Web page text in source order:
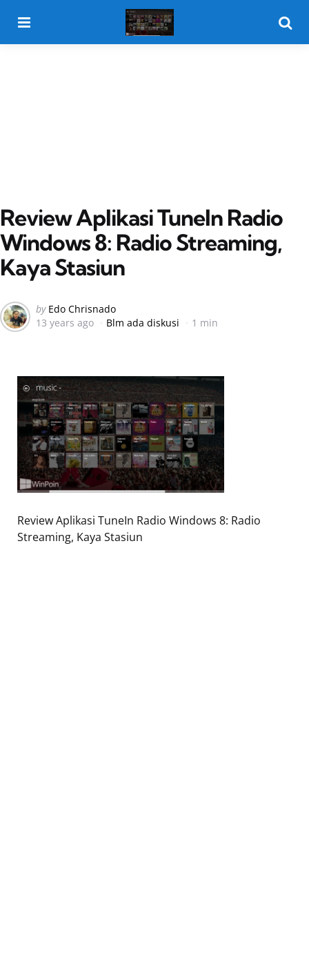
Review Aplikasi TuneIn Radio
Windows 8: Radio Streaming,
Kaya Stasiun
Posted
by
by Edo Chrisnado
13 years ago
Blm ada diskusi 1 min
Review Aplikasi TuneIn Radio Windows 8: Radio
Streaming, Kaya Stasiun